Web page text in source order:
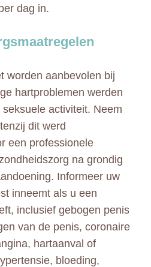
dag in.
worden aanbevolen bij
hartproblemen werden
activiteit. Neem
dit werd
een professionele
na grondig
Informeer uw
inneemt als u een
inclusief gebogen penis
van de penis, coronaire
hartaanval of
bloeding,